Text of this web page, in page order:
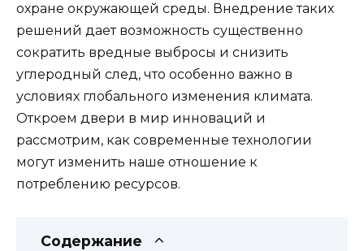
охране окружающей среды. Внедрение таких
решений дает возможность существенно
сократить вредные выбросы и снизить
углеродный след, что особенно важно в
условиях глобального изменения климата.
Откроем двери в мир инноваций и
рассмотрим, как современные технологии
могут изменить наше отношение к
потреблению ресурсов.
Содержание